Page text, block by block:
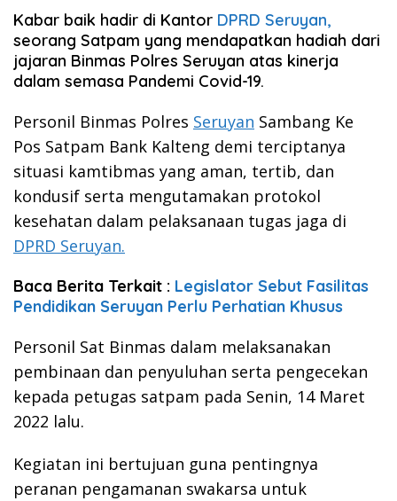
Kabar baik hadir di Kantor DPRD Seruyan,
seorang Satpam yang mendapatkan hadiah dari
jajaran Binmas Polres Seruyan atas kinerja
dalam semasa Pandemi Covid-19.
Personil Binmas Polres Seruyan Sambang Ke
Pos Satpam Bank Kalteng demi terciptanya
situasi kamtibmas yang aman, tertib, dan
kondusif serta mengutamakan protokol
kesehatan dalam pelaksanaan tugas jaga di
DPRD Seruyan.
Baca Berita Terkait : Legislator Sebut Fasilitas
Pendidikan Seruyan Perlu Perhatian Khusus
Personil Sat Binmas dalam melaksanakan
pembinaan dan penyuluhan serta pengecekan
kepada petugas satpam pada Senin, 14 Maret
2022 lalu.
Kegiatan ini bertujuan guna pentingnya
peranan pengamanan swakarsa untuk